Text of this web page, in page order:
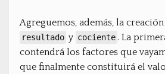
Agreguemos, además, la
resultado y cociente . La
contendrá los factores que
que finalmente constituirá el